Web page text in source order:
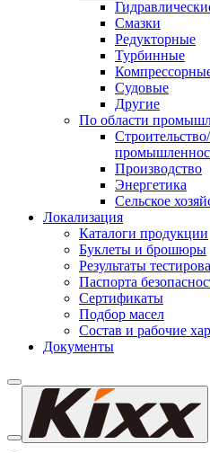
Cмазки
Редукторные
Турбинные
Судовые
Другие
По области
Производство
Энергетика
Сельское
Локализация
Каталоги продукции
Буклеты и брошюры
Результаты
Паспорта
Сертификаты
Подбор масел
Состав и рабочие
Документы